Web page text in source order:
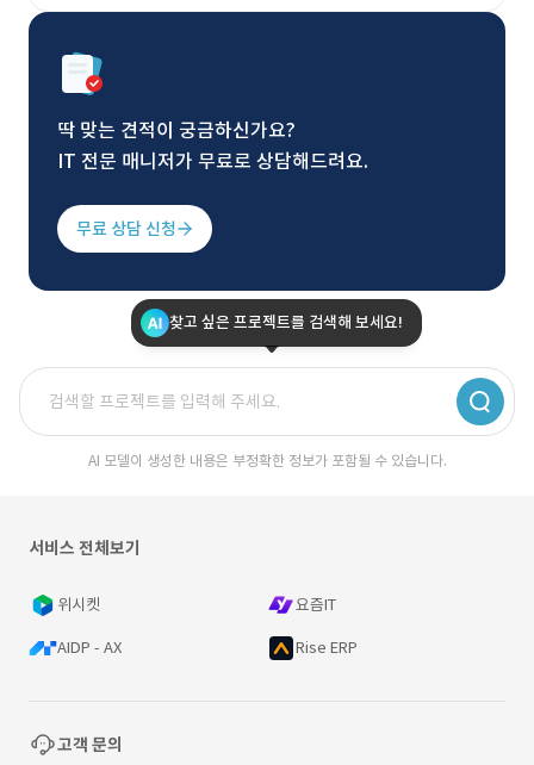
딱 맞는 견적이 궁금하신가요?
IT 전문 매니저가 무료로 상담해드려요.
무료 상담 신청
찾고 싶은 프로젝트를 검색해 보세요!
AI 모델이 생성한 내용은 부정확한 정보가 포함될 수 있습니다.
서비스 전체보기
위시켓 요즘IT
AIDP - AX Rise ERP
고객 문의